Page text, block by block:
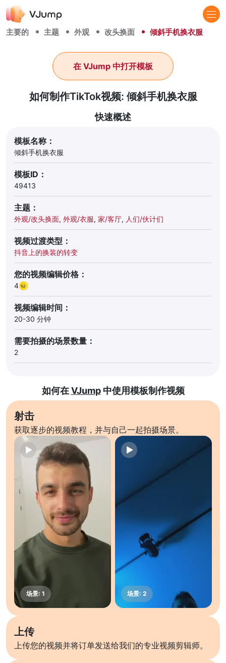
主要的 主题 外观 改头换面 倾斜手机换衣服
如何制作TikTok视频: 倾斜手机换衣服
在 VJump 中打开模板
快速概述
模板名称：
倾斜手机换衣服
模板ID：
49413
主题：
外观/改头换面, 外观/衣服, 家/客厅, 人们/伙计们
视频过渡类型：
抖音上的换装的转变
您的视频编辑价格：
4
视频编辑时间：
20-30 分钟
需要拍摄的场景数量：
2
如何在VJump中使用模板制作视频
射击
获取逐步的视频教程，并与自己一起拍摄场景。
上传
上传您的视频并将订单发送给我们的专业视频剪辑师。